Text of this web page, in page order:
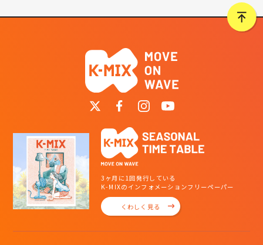
3ヶ月に1回発行している
K-MIXのインフォメーションフリーペーパー
くわしく見る